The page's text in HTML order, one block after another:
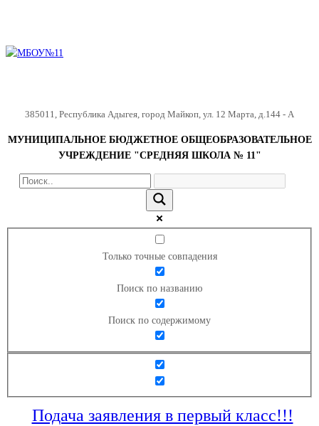
385011, Республика Адыгея, город Майкоп, ул. 12 Марта, д.144 - А
МУНИЦИПАЛЬНОЕ БЮДЖЕТНОЕ ОБЩЕОБРАЗОВАТЕЛЬНОЕ
УЧРЕЖДЕНИЕ "СРЕДНЯЯ ШКОЛА № 11"
Только точные совпадения
Поиск по названию
Поиск по содержимому
Подача заявления в первый класс!!!